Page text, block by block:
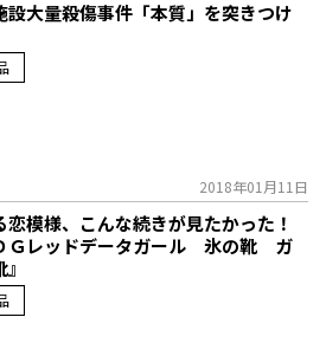
設大量殺傷事件「本質」を突きつけ
2018年01月11日
恋模様、こんな続きが見たかった！
Ｇレッドデータガール 氷の靴 ガ